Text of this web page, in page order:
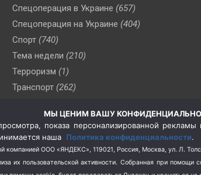
Спецоперация в Украине (657)
Спецоперация на Украине (404)
Спорт (740)
Тема недели (210)
Терроризм (1)
Транспорт (262)
(76)
Цены (2)
Школа и спорт (2)
Экология (8)
МЫ ЦЕНИМ ВАШУ
показа персонализированной
наша Политика конфиденциальности.
компанией ООО «ЯНДЕКС», 119021, Россия, Москва, ул. Л.
их пользовательской активности. Собранная при помощи